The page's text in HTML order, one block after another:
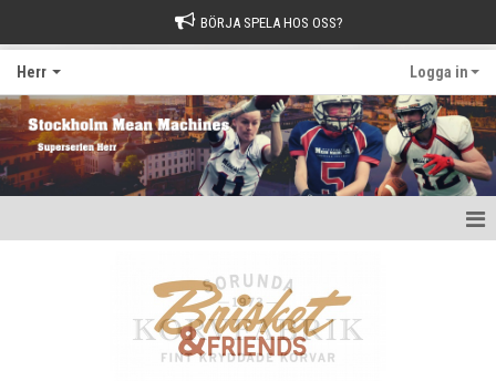
BÖRJA SPELA HOS OSS?
Herr Logga in